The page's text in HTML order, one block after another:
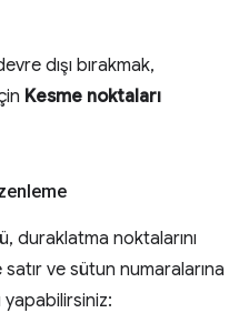
dışı bırakmak,
Kesme noktaları
duraklatma noktalarını
ve sütun numaralarına
yapabilirsiniz: